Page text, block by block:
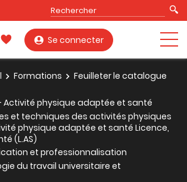
Se connecter
Formations
Feuilleter le catalogue
- Activité physique adaptée et santé
et techniques des activités physiques
physique adaptée et santé Licence,
(L.AS)
et professionnalisation
du travail universitaire et